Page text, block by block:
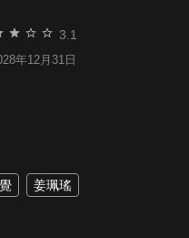
3.1
年12月31日
姜珮瑤